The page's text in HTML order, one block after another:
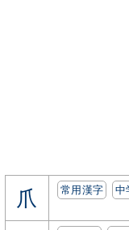
爪 常用漢字 中